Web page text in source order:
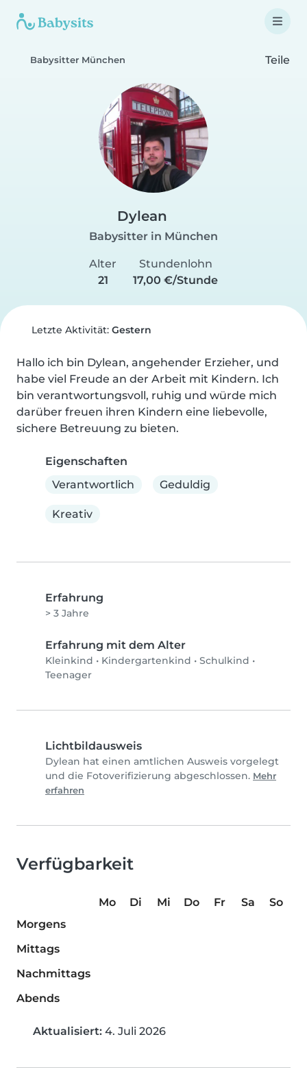
Babysitter München Teile
Dylean
Babysitter in München
Alter
21
Stundenlohn
17,00 €/Stunde
Letzte Aktivität: Gestern
Hallo ich bin Dylean, angehender Erzieher, und
habe viel Freude an der Arbeit mit Kindern. Ich
bin verantwortungsvoll, ruhig und würde mich
darüber freuen ihren Kindern eine liebevolle,
sichere Betreuung zu bieten.
Eigenschaften
Verantwortlich
Geduldig
Kreativ
Erfahrung
> 3 Jahre
Erfahrung mit dem Alter
Kleinkind • Kindergartenkind • Schulkind •
Teenager
Lichtbildausweis
Dylean hat einen amtlichen Ausweis vorgelegt
und die Fotoverifizierung abgeschlossen. Mehr
erfahren
Verfügbarkeit
Mo Di Mi Do Fr Sa
So
Morgens
Mittags
Nachmittags
Abends
Aktualisiert: 4. Juli 2026